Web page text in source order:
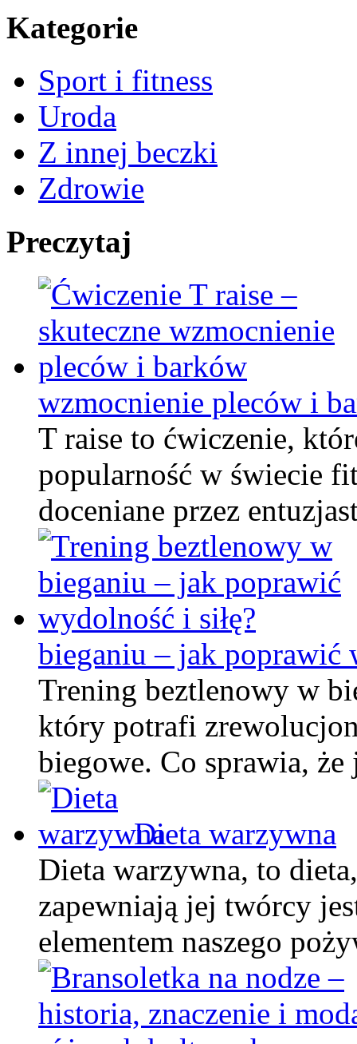
Kategorie
Sport i fitness
Uroda
Z innej beczki
Zdrowie
Preczytaj
wzmocnienie pleców i
T raise to ćwiczenie,
popularność w świecie
doceniane przez
bieganiu – jak poprawić
Trening beztlenowy w
który potrafi
biegowe. Co sprawia,
Dieta warzywna
Dieta warzywna, to
zapewniają jej twórcy
elementem naszego